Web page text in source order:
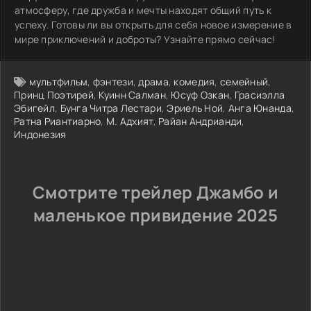
атмосферу, где дружба и мечты находят общий путь к
успеху. Готовы ли вы открыть для себя новое измерение в
мире приключений и доброты? Узнайте прямо сейчас!
мультфильм, фэнтези,драма, комедия, семейный,
Принц Поэтирей, Куинн Салман, Юсуф Озкан, Грасиэлла
Эбигейл, Бунга Читра Лестари,Эриель Ной, Анга Юнанда,
Ратна Риантиарно, М. Адхият, Райан Андрианди,
Индонезия
Смотрите трейлер Джамбо и
маленькое привидение 2025